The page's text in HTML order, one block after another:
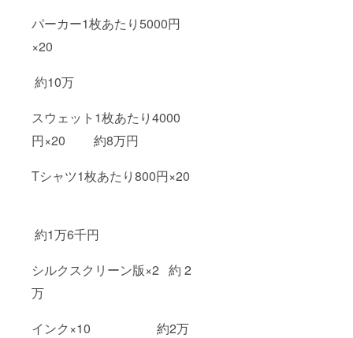
パーカー1枚あたり5000円
×20
約10万
スウェット1枚あたり4000
円×20 約8万円
Tシャツ1枚あたり800円×20
約1万6千円
シルクスクリーン版×2 約 2
万
インク×10 約2万